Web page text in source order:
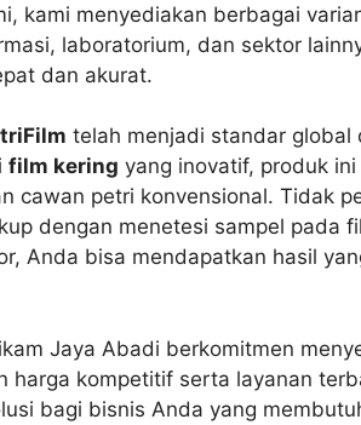
kami menyediakan berbagai
laboratorium, dan sektor
dan akurat.
telah menjadi standar global
film kering yang inovatif, produk
cawan petri konvensional. Tidak
dengan menetesi sampel pada
Anda bisa mendapatkan hasil
Jaya Abadi berkomitmen
harga kompetitif serta layanan
bagi bisnis Anda yang